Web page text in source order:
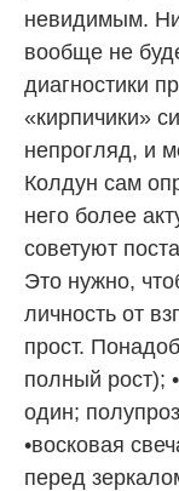
невидимым. Ни
вообще не
диагностики
«кирпичики»
непрогляд, и
Колдун сам
него более
советуют
Это нужно,
личность от
прост.
полный рост);
один;
•восковая
перед